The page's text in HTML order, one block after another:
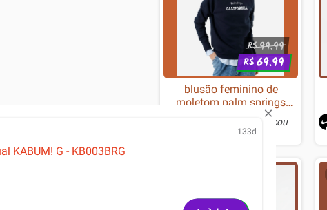
R$99.99
R$69.99
blusão feminino de
moletom palm springs
califórnia azulpublicou
esta oferta133d
KABUM! G - KB003BRG